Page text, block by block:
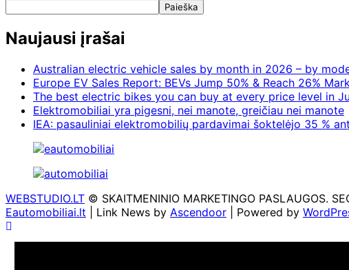
Paieška
Naujausi įrašai
Australian electric vehicle sales by month in 2026 – by
Europe EV Sales Report: BEVs Jump 50% & Reach 26%
The best electric bikes you can buy at every price level in
Elektromobiliai yra pigesni, nei manote, greičiau nei manote
IEA: pasauliniai elektromobilių pardavimai šoktelėjo 35 %
WEBSTUDIO.LT © SKAITMENINIO MARKETINGO PASLAUGOS.
Eautomobiliai.lt | Link News by Ascendoor | Powered by